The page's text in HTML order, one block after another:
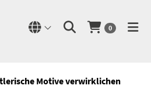
0
Motive verwirklichen